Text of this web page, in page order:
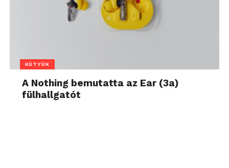
KÜTYÜK
A Nothing bemutatta az Ear (3a)
fülhallgatót